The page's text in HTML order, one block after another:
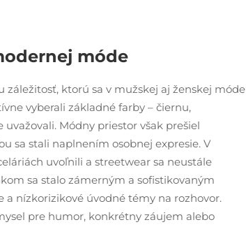
móde
záležitosť, ktorú sa v mužskej aj ženskej móde
vyberali základné farby – čiernu,
Módny priestor však prešiel
sa stali naplnením osobnej expresie. V
uvoľnili a streetwear sa neustále
sa stalo zámerným a sofistikovaným
nízkorizikové úvodné témy na rozhovor.
pre humor, konkrétny záujem alebo